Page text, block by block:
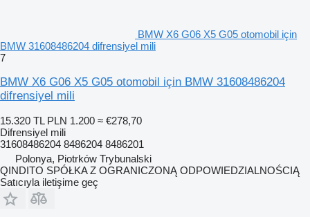
BMW X6 G06 X5 G05 otomobil için
BMW 31608486204 difrensiyel mili
7
BMW X6 G06 X5 G05 otomobil için BMW 31608486204
difrensiyel mili
15.320 TL PLN 1.200 ≈ €278,70
Difrensiyel mili
31608486204 8486204 8486201
Polonya, Piotrków Trybunalski
QINDITO SPÓŁKA Z OGRANICZONĄ ODPOWIEDZIALNOŚCIĄ
Satıcıyla iletişime geç